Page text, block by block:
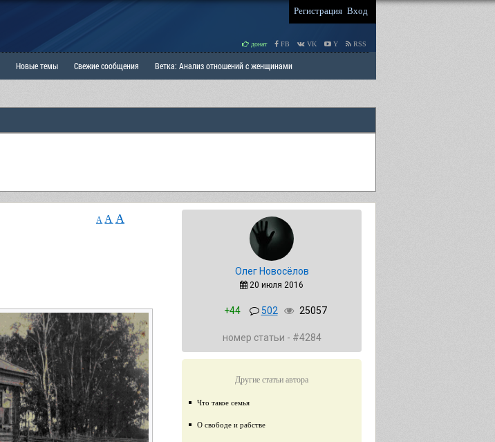
Регистрация Вход
донат FB VK Y RSS
Новые темы Свежие сообщения Ветка: Анализ отношений с женщинами
A A A
Олег Новосёлов
20 июля 2016
+44 502 25057
номер статьи - #4284
Другие статьи автора
Что такое семья
О свободе и рабстве